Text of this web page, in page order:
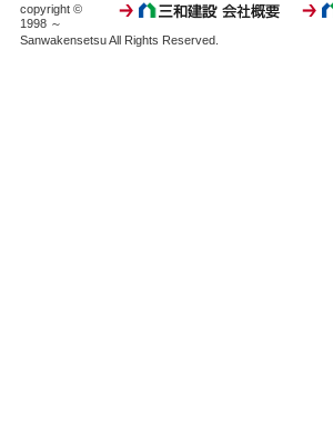
copyright ©
1998 ～
Sanwakensetsu All Rights Reserved.